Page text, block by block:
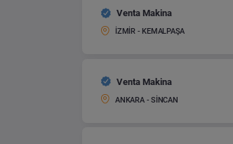
Venta Makina
İZMİR - KEMALPAŞA
Venta Makina
ANKARA - SİNCAN